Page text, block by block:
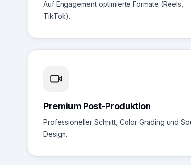
Auf Engagement optimierte Formate (Reels,
TikTok).
Premium Post-Produktion
Professioneller Schnitt, Color Grading und
Design.